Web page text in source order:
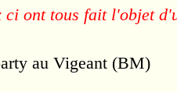
ci ont tous fait l'objet
au Vigeant (BM)